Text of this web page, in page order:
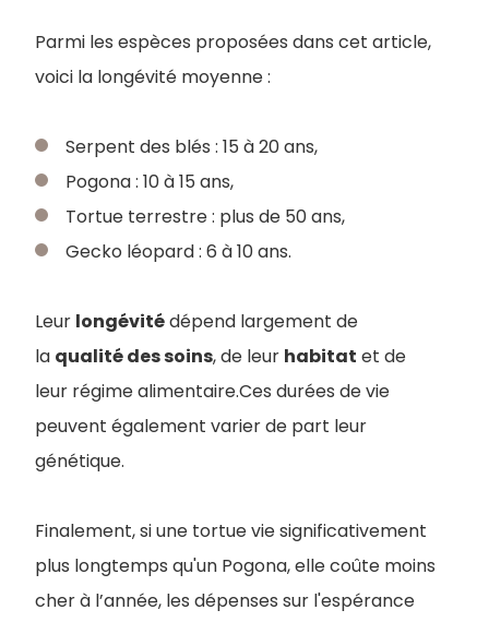
Parmi les espèces proposées dans cet article,
voici la longévité moyenne :
Serpent des blés : 15 à 20 ans,
Pogona : 10 à 15 ans,
Tortue terrestre : plus de 50 ans,
Gecko léopard : 6 à 10 ans.
Leur longévitédépend largement de
la qualité des soins, de leur habitat et de
leur régime alimentaire.Ces durées de vie
peuvent également varier de part leur
génétique.
Finalement, si une tortue vie significativement
plus longtemps qu'un Pogona, elle coûte moins
cher à l’année, les dépenses sur l'espérance